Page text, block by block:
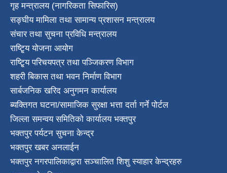
गृह मन्त्रालय (नागरिकता सिफारिस)
सङ्घीय मामिला तथा सामान्य प्रशासन मन्त्रालय
संचार तथा सुचना प्रविधि मन्त्रालय
राष्टि्ृय योजना आयोग
राष्टि्ृय परिचयपत्र तथा पञ्जिकरण विभाग
शहरी बिकास तथा भवन निर्माण विभाग
सार्बजनिक खरिद अनुगमन कार्यालय
ब्यक्तिगत घटना/सामाजिक सुरक्षा भत्ता दर्ता गर्ने पोर्टल
जिल्ला समन्वय समितिको कार्यालय भक्तपुर
भक्तपुर पर्यटन सुचना केन्द्र
भक्तपुर खबर अनलाईन
भक्तपुर नगरपालिकाद्वारा सञ्चालित शिशु स्याहार केन्द्रहरु